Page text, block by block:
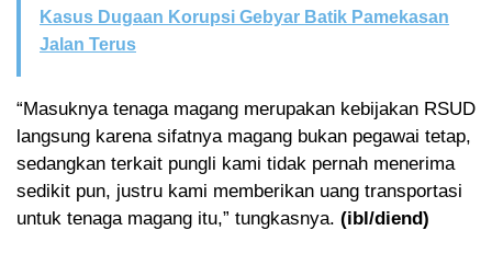
Kasus Dugaan Korupsi Gebyar Batik Pamekasan
Jalan Terus
“Masuknya tenaga magang merupakan kebijakan RSUD
langsung karena sifatnya magang bukan pegawai tetap,
sedangkan terkait pungli kami tidak pernah menerima
sedikit pun, justru kami memberikan uang transportasi
untuk tenaga magang itu,” tungkasnya. (ibl/diend)